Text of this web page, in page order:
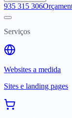
935 315 306
Serviços
Websites a medida
Sites e landing pages